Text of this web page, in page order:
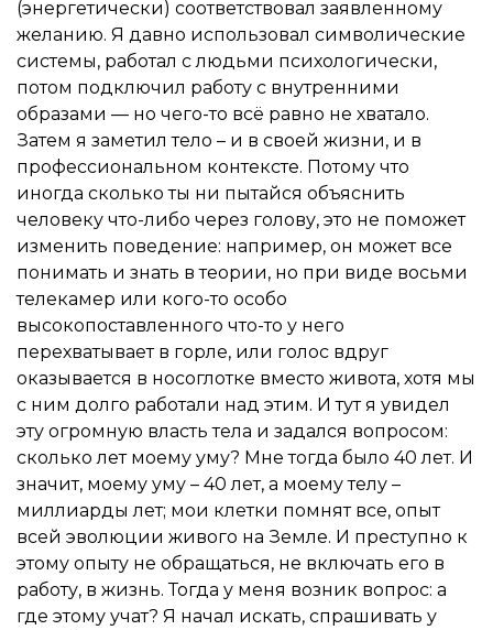
(энергетически) соответствовал заявленному
желанию. Я давно использовал символические
системы, работал с людьми психологически,
потом подключил работу с внутренними
образами — но чего-то всё равно не хватало.
Затем я заметил тело – и в своей жизни, и в
профессиональном контексте. Потому что
иногда сколько ты ни пытайся объяснить
человеку что-либо через голову, это не поможет
изменить поведение: например, он может все
понимать и знать в теории, но при виде восьми
телекамер или кого-то особо
высокопоставленного что-то у него
перехватывает в горле, или голос вдруг
оказывается в носоглотке вместо живота, хотя мы
с ним долго работали над этим. И тут я увидел
эту огромную власть тела и задался вопросом:
сколько лет моему уму? Мне тогда было 40 лет. И
значит, моему уму – 40 лет, а моему телу –
миллиарды лет; мои клетки помнят все, опыт
всей эволюции живого на Земле. И преступно к
этому опыту не обращаться, не включать его в
работу, в жизнь. Тогда у меня возник вопрос: а
где этому учат? Я начал искать, спрашивать у